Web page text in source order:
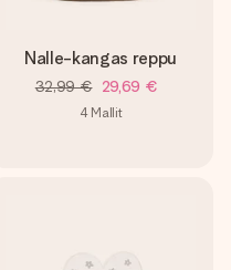
Nalle-kangas reppu
32,99 € 29,69 €
4 Mallit